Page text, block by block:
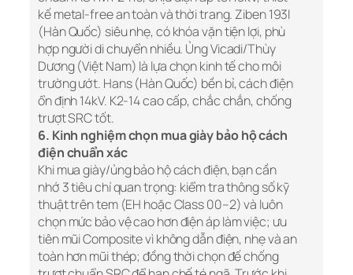
kế metal-free an toàn và thời trang. Ziben 193I
(Hàn Quốc) siêu nhẹ, có khóa vặn tiện lợi, phù
hợp người di chuyển nhiều. Ủng Vicadi/Thùy
Dương (Việt Nam) là lựa chọn kinh tế cho môi
trường ướt. Hans (Hàn Quốc) bền bỉ, cách điện
ổn định 14kV. K2-14 cao cấp, chắc chắn, chống
trượt SRC tốt.
6. Kinh nghiệm chọn mua giày bảo hộ cách
điện chuẩn xác
Khi mua giày/ủng bảo hộ cách điện, bạn cần
nhớ 3 tiêu chí quan trọng: kiểm tra thông số kỹ
thuật trên tem (EH hoặc Class 00–2) và luôn
chọn mức bảo vệ cao hơn điện áp làm việc; ưu
tiên mũi Composite vì không dẫn điện, nhẹ và an
toàn hơn mũi thép; đồng thời chọn đế chống